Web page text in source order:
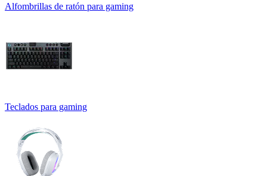
Alfombrillas de ratón para gaming
Teclados para gaming